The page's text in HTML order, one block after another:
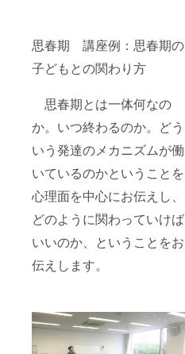
思春期 講座例：思春期の
子どもとの関わり方
思春期とは一体何なの
か。いつ終わるのか。どう
いう発達のメカニズムが働
いているのかということを
心理面を中心にお伝えし、
どのように関わっていけば
いいのか、ということをお
伝えします。